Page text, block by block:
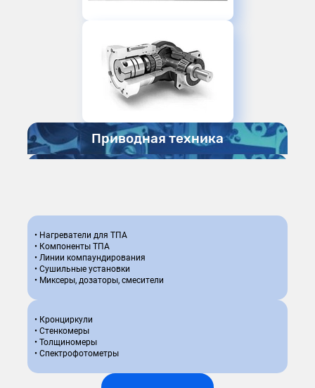
Приводная техника
• Энкодеры
• Панели HMI
• Промышленные ПК
• Контроллеры и системы управления
• Линейные решения
• Прецизионные каретки
• Рельсовые направляющие
• Нагреватели для ТПА
• Компоненты ТПА
• Линии компаундирования
• Сушильные установки
• Миксеры, дозаторы, смесители
• Кронциркули
• Стенкомеры
• Толщиномеры
• Спектрофотометры